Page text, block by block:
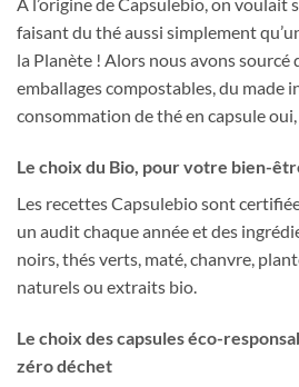
faisant du thé aussi simplement
la Planète ! Alors nous avons sourcé
emballages compostables, du made
consommation de thé en capsule
Le choix du Bio, pour votre bien-
Les recettes Capsulebio sont
un audit chaque année et des
noirs, thés verts, maté, chanvre,
naturels ou extraits bio.
Le choix des capsules éco-
zéro déchet